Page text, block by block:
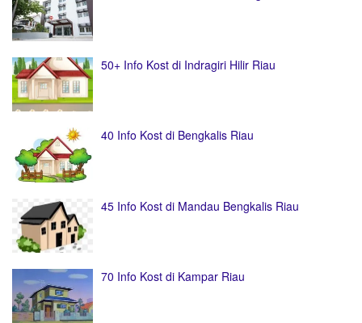
50+ Info Kost di Indragiri Hilir Riau
40 Info Kost di Bengkalis Riau
45 Info Kost di Mandau Bengkalis Riau
70 Info Kost di Kampar Riau